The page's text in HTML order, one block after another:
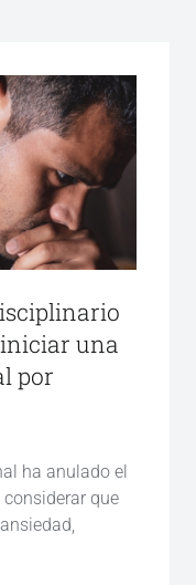
iniciar una
por
ha anulado el
que